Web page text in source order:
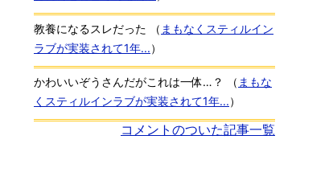
教養になるスレだった （ まもなくスティルイン
ラブが実装されて1年...）
かわいいぞうさんだがこれは一体…？ （ まもな
くスティルインラブが実装されて1年...）
コメントのついた記事一覧